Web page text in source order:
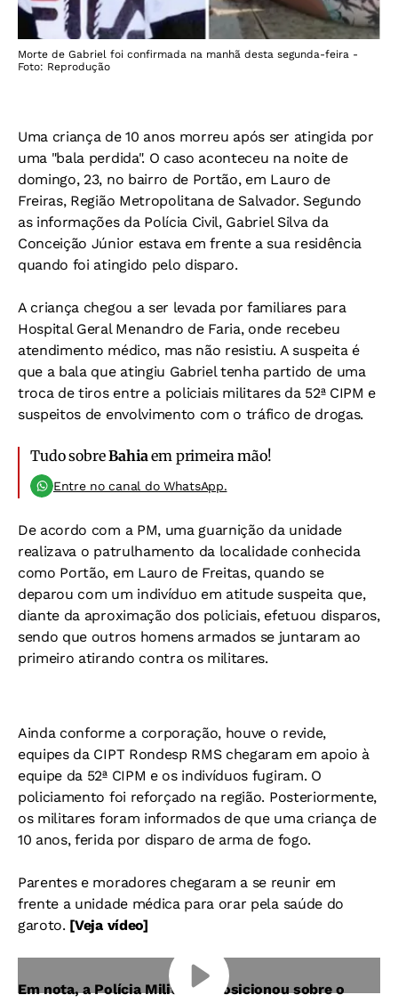
Morte de Gabriel foi confirmada na manhã desta segunda-feira -
Foto: Reprodução
Uma criança de 10 anos morreu após ser atingida por
uma "bala perdida". O caso aconteceu na noite de
domingo, 23, no bairro de Portão, em Lauro de
Freiras, Região Metropolitana de Salvador. Segundo
as informações da Polícia Civil, Gabriel Silva da
Conceição Júnior estava em frente a sua residência
quando foi atingido pelo disparo.
A criança chegou a ser levada por familiares para
Hospital Geral Menandro de Faria, onde recebeu
atendimento médico, mas não resistiu. A suspeita é
que a bala que atingiu Gabriel tenha partido de uma
troca de tiros entre a policiais militares da 52ª CIPM e
suspeitos de envolvimento com o tráfico de drogas.
Tudo sobreBahiaem primeira mão!
Entre no canal do WhatsApp.
De acordo com a PM, uma guarnição da unidade
realizava o patrulhamento da localidade conhecida
como Portão, em Lauro de Freitas, quando se
deparou com um indivíduo em atitude suspeita que,
diante da aproximação dos policiais, efetuou disparos,
sendo que outros homens armados se juntaram ao
primeiro atirando contra os militares.
Ainda conforme a corporação, houve o revide,
equipes da CIPT Rondesp RMS chegaram em apoio à
equipe da 52ª CIPM e os indivíduos fugiram. O
policiamento foi reforçado na região. Posteriormente,
os militares foram informados de que uma criança de
10 anos, ferida por disparo de arma de fogo.
Parentes e moradores chegaram a se reunir em
frente a unidade médica para orar pela saúde do
garoto. [Veja vídeo]
Em nota, a Polícia Militar se posicionou sobre o